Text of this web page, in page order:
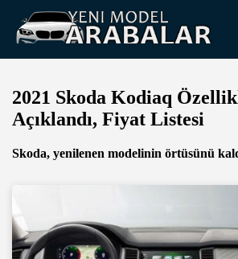
2021 Skoda Kodiaq
Açıklandı, Fiyat Listesi
Skoda, yenilenen modelinin örtüsünü